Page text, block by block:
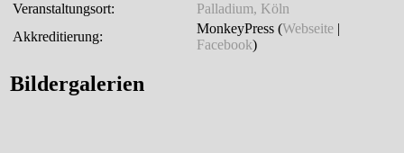
Veranstaltungsort:
Palladium, Köln
Akkreditierung:
MonkeyPress (Webseite |
Facebook)
Bildergalerien